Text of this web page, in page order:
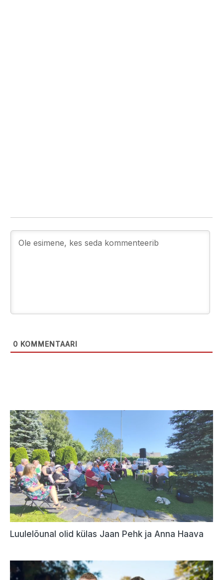
0 KOMMENTAARI
Luulelõunal olid külas Jaan Pehk ja Anna Haava